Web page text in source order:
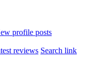
profile posts
reviews Search link